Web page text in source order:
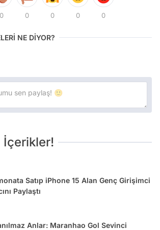
0 0 0 0 0
NE DİYOR?
İçerikler!
Satıp iPhone 15 Alan Genç Girişimci
Paylaştı
Anlar: Maranhao Gol Sevinci